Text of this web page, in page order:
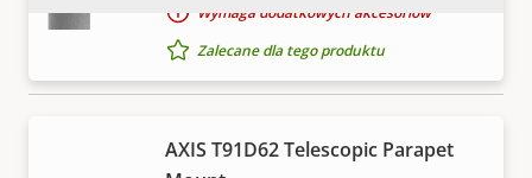
Wymaga dodatkowych akcesoriów
Zalecane dla tego produktu
AXIS T91D62 Telescopic Parapet
Produkty Axis mogą podlegać amerykańskim i